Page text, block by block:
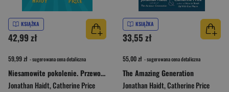
KSIĄŻKA
42,99 zł
59,99 zł - sugerowana cena detaliczna
Niesamowite pokolenie. Przewodnik po zabawie i wolności w świecie pełnym ekranów
Jonathan Haidt,Catherine Price
KSIĄŻKA
33,55 zł
55,00 zł - sugerowana cena detaliczna
The Amazing Generation
Jonathan Haidt,Catherine Price